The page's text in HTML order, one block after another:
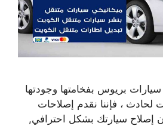
بريوس بفخامتها وجودتها
لحادث ، فإننا نقدم إصلاحات
إصلاح سيارتك بشكل احترافي,